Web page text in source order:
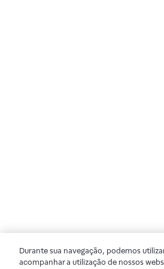
Durante sua navegação, podemos
acompanhar a utilização de nossos